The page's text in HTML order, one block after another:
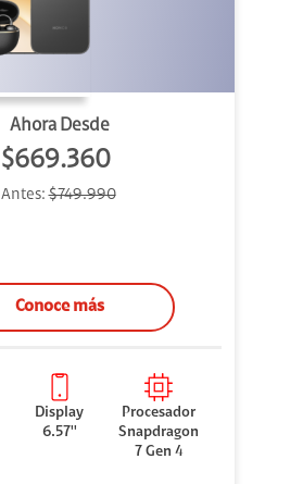
Ahora Desde
$669.360
Antes:$749.990
Conoce más
Display
6.57''
Procesador
Snapdragon
7 Gen 4